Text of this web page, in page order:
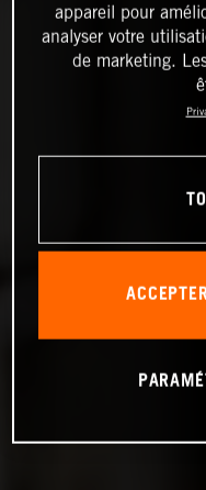
appareil pour
analyser votre
de marketing.